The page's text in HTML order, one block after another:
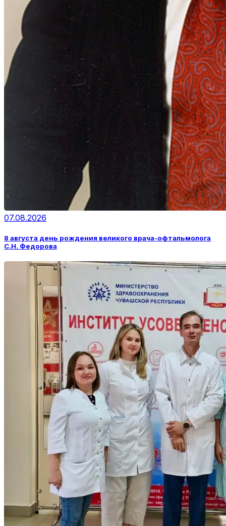
07.08.2026
8 августа день рождения великого врача-офтальмолога
С.Н. Федорова